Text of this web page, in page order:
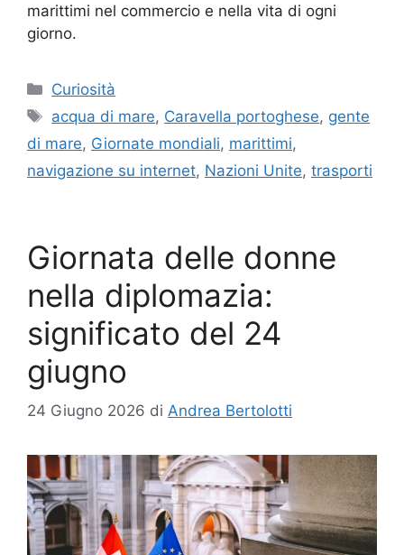
marittimi nel commercio e nella vita di ogni
giorno.
Categorie
Curiosità
Tag
acqua di mare, Caravella portoghese, gente
di mare, Giornate mondiali, marittimi,
navigazione su internet, Nazioni Unite, trasporti
Giornata delle donne
nella diplomazia:
significato del 24
giugno
24 Giugno 2026 di Andrea Bertolotti